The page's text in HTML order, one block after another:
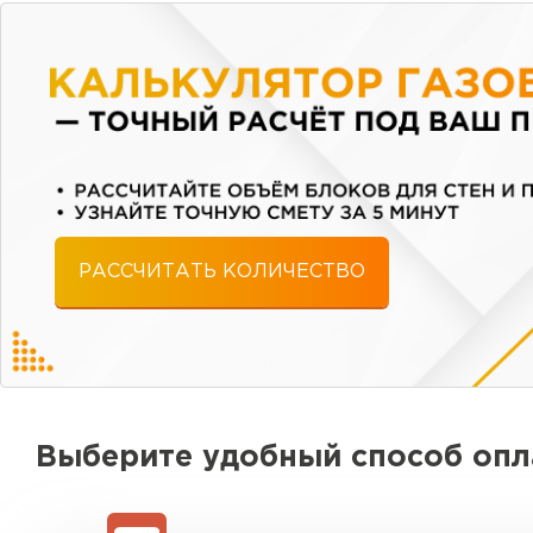
РАССЧИТАТЬ КОЛИЧЕСТВО
Выберите удобный способ